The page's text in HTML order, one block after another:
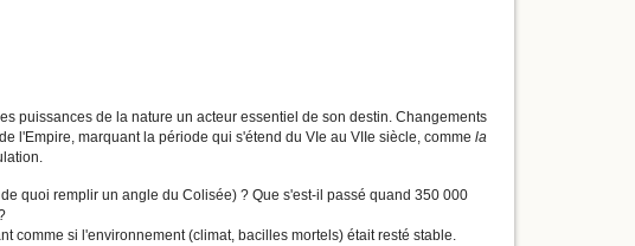
puissances de la nature un acteur essentiel de son destin. Changements
l'Empire, marquant la période qui s'étend du VIe au VIIe siècle, comme la
quoi remplir un angle du Colisée) ? Que s'est-il passé quand 350 000
comme si l'environnement (climat, bacilles mortels) était resté stable.